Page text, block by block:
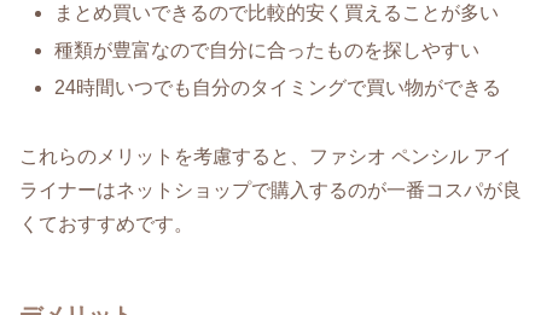
まとめ買いできるので比較的安く買えることが多い
種類が豊富なので自分に合ったものを探しやすい
24時間いつでも自分のタイミングで買い物ができる
これらのメリットを考慮すると、ファシオ ペンシル アイ
ライナーはネットショップで購入するのが一番コスパが良
くておすすめです。